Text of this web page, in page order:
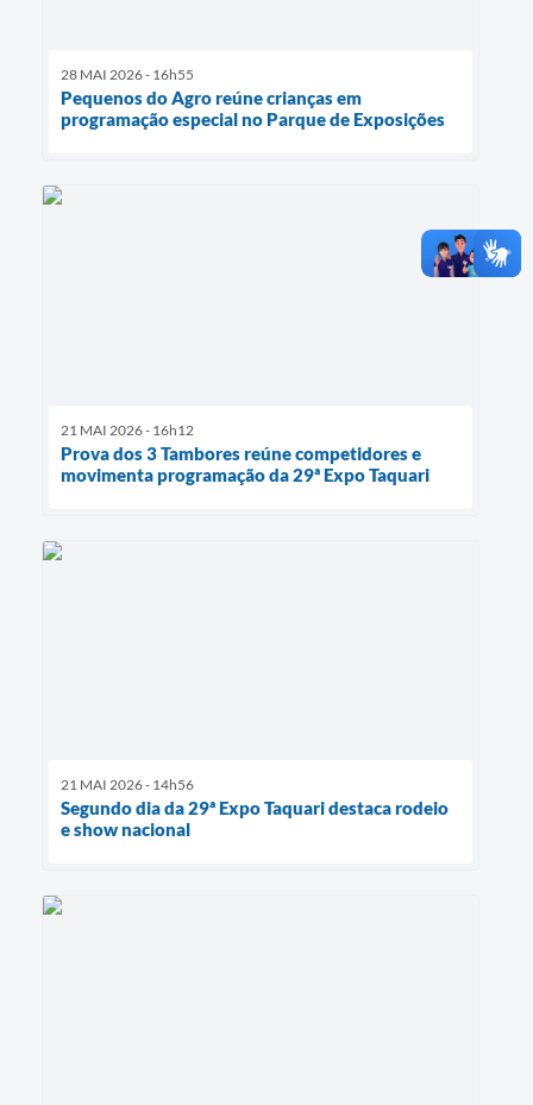
28 MAI 2026 - 16h55
Pequenos do Agro reúne crianças em
programação especial no Parque de Exposições
21 MAI 2026 - 16h12
Prova dos 3 Tambores reúne competidores e
movimenta programação da 29ª Expo Taquari
21 MAI 2026 - 14h56
Segundo dia da 29ª Expo Taquari destaca rodeio
e show nacional